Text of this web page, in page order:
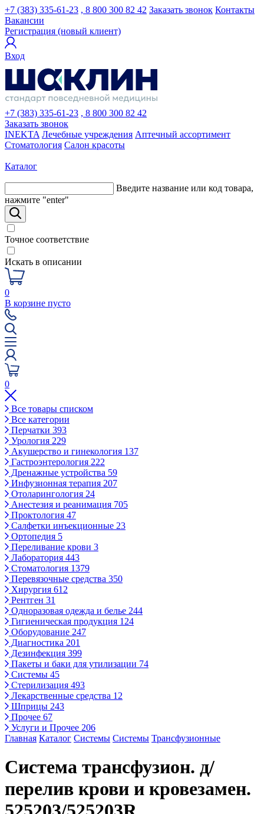
+7 (383) 335-61-23 , 8 800 300 82 42 Заказать звонок Контакты
Вакансии
Регистрация (новый клиент)
Вход
+7 (383) 335-61-23 , 8 800 300 82 42
Заказать звонок
INEKTA Лечебные учреждения Аптечный ассортимент
Стоматология Салон красоты
Каталог
Введите название или код товара,
нажмите "enter"
Точное соответствие
Искать в описании
0
В корзине пусто
0
Все товары списком
Все категории
Перчатки 393
Урология 229
Акушерство и гинекология 137
Гастроэнтерология 222
Дренажные устройства 59
Инфузионная терапия 207
Отоларингология 24
Анестезия и реанимация 705
Проктология 47
Салфетки инъекционные 23
Ортопедия 5
Переливание крови 3
Лаборатория 443
Стоматология 1379
Перевязочные средства 350
Хирургия 612
Рентген 31
Одноразовая одежда и белье 244
Гигиеническая продукция 124
Оборудование 247
Диагностика 201
Дезинфекция 399
Пакеты и баки для утилизации 74
Системы 45
Стерилизация 493
Лекарственные средства 12
Шприцы 243
Прочее 67
Услуги и Прочее 206
Главная Каталог Системы Системы Трансфузионные
Система трансфузион. д/
перелив крови и кровезамен.